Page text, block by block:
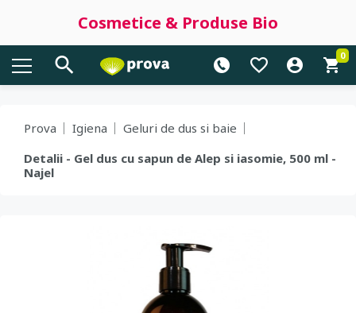
Cosmetice & Produse Bio
0
Prova Igiena
Geluri de dus si baie
Detalii - Gel dus cu sapun de Alep si iasomie, 500 ml -
Najel